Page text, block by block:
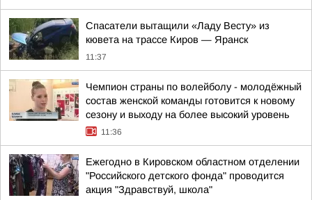
Спасатели вытащили «Ладу Весту» из
кювета на трассе Киров — Яранск
11:37
Чемпион страны по волейболу - молодёжный
состав женской команды готовится к новому
сезону и выходу на более высокий уровень
11:36
Ежегодно в Кировском областном отделении
"Российского детского фонда" проводится
акция "Здравствуй, школа"